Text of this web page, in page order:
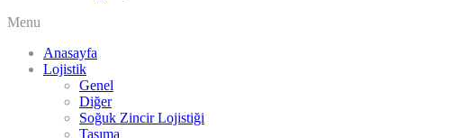
Menu
Anasayfa
Lojistik
Genel
Diğer
Soğuk Zincir Lojistiği
Taşıma